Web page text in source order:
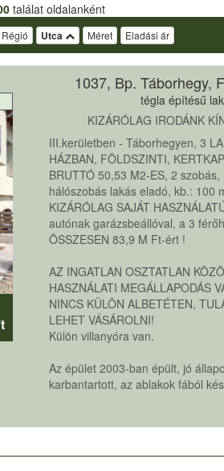
találat oldalanként
Régió Utca Méret Eladási ár
1037, Bp. Táborhegy,
tégla építésű
KIZÁRÓLAG IRODÁNK
III.kerületben - Táborhegyen, 3
HÁZBAN, FÖLDSZINTI,
BRUTTÓ 50,53 M2-ES, 2 szobás,
hálószobás lakás eladó, kb.: 100
KIZÁRÓLAG SAJÁT
autónak garázsbeállóval, a 3
ÖSSZESEN 83,9 M Ft-ért !
AZ INGATLAN OSZTATLAN
HASZNÁLATI MEGÁLLAPODÁS
NINCS KÜLÖN ALBETÉTEN,
LEHET VÁSÁROLNI!
Külön villanyóra van.
Az épület 2003-ban épült, jó
karbantartott, az ablakok fából